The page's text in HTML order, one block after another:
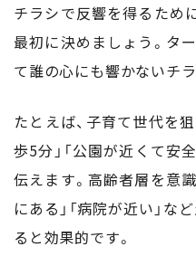
チラシで反響を得るために
最初に決めましょう。タ
て誰の心にも響かないチ
たとえば、子育て世代を
歩5分」「公園が近くて安
伝えます。高齢者層を意
にある」「病院が近い」
ると効果的です。